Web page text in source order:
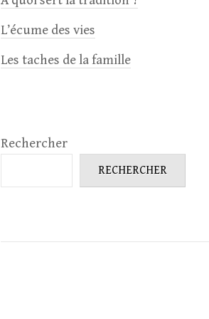
L’écume des vies
Les taches de la famille
Rechercher
RECHERCHER